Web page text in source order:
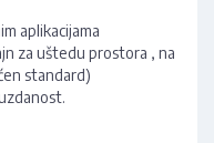
aplikacijama
za uštedu prostora , na
standard)